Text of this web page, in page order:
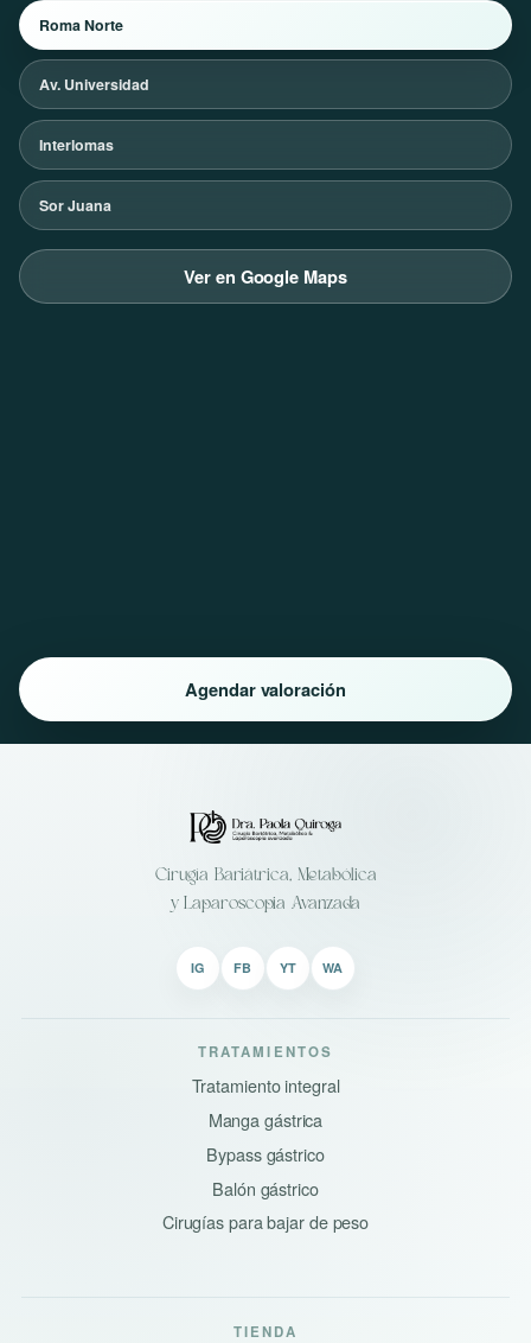
Roma Norte
Av. Universidad
Interlomas
Sor Juana
Ver en Google Maps
Agendar valoración
Cirugía Bariátrica, Metabólica
y Laparoscopia Avanzada
IG FB YT WA
TRATAMIENTOS
Tratamiento integral
Manga gástrica
Bypass gástrico
Balón gástrico
Cirugías para bajar de peso
TIENDA